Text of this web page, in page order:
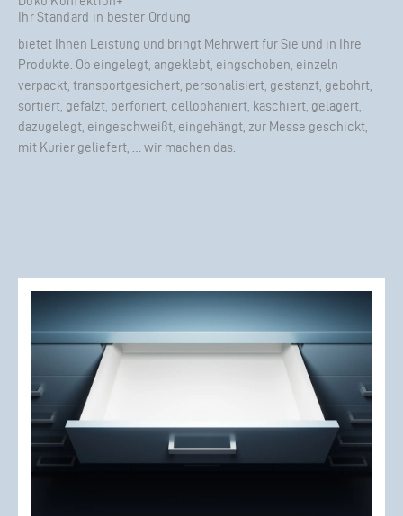
Ihr Standard in bester Ordung
bietet Ihnen Leistung und bringt Mehrwert für Sie und in Ihre
Produkte. Ob eingelegt, angeklebt, eingschoben, einzeln
verpackt, transportgesichert, personalisiert, gestanzt, gebohrt,
sortiert, gefalzt, perforiert, cellophaniert, kaschiert, gelagert,
dazugelegt, eingeschweißt, eingehängt, zur Messe geschickt,
mit Kurier geliefert, … wir machen das.